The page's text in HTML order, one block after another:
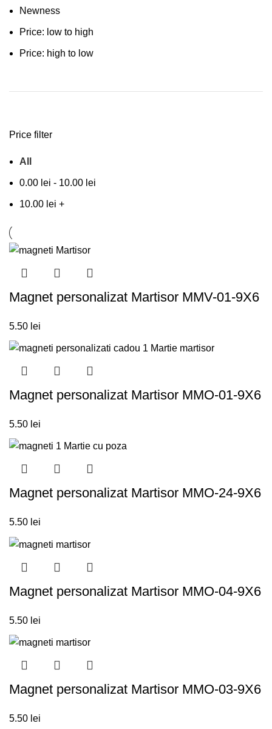
Newness
Price: low to high
Price: high to low
Price filter
All
0.00 lei - 10.00 lei
10.00 lei +
Magnet personalizat Martisor MMV-01-9X6
5.50 lei
Magnet personalizat Martisor MMO-01-9X6
5.50 lei
Magnet personalizat Martisor MMO-24-9X6
5.50 lei
Magnet personalizat Martisor MMO-04-9X6
5.50 lei
Magnet personalizat Martisor MMO-03-9X6
5.50 lei